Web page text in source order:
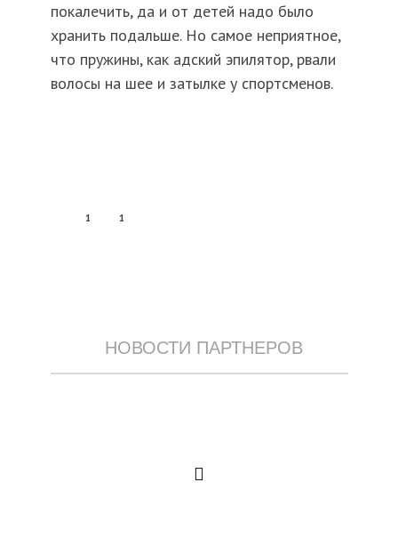
покалечить, да и от детей надо было
хранить подальше. Но самое неприятное,
что пружины, как адский эпилятор, рвали
волосы на шее и затылке у спортсменов.
1 1
НОВОСТИ ПАРТНЕРОВ